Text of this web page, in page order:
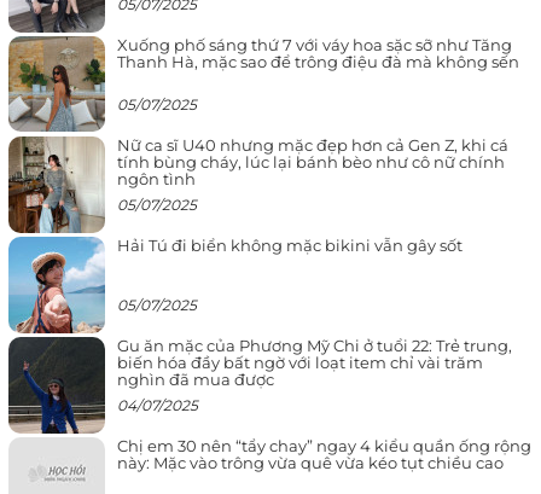
05/07/2025
Xuống phố sáng thứ 7 với váy hoa sặc sỡ như Tăng
Thanh Hà, mặc sao để trông điệu đà mà không sến
05/07/2025
Nữ ca sĩ U40 nhưng mặc đẹp hơn cả Gen Z, khi cá
tính bùng cháy, lúc lại bánh bèo như cô nữ chính
ngôn tình
05/07/2025
Hải Tú đi biển không mặc bikini vẫn gây sốt
05/07/2025
Gu ăn mặc của Phương Mỹ Chi ở tuổi 22: Trẻ trung,
biến hóa đầy bất ngờ với loạt item chỉ vài trăm
nghìn đã mua được
04/07/2025
Chị em 30 nên “tẩy chay” ngay 4 kiểu quần ống rộng
này: Mặc vào trông vừa quê vừa kéo tụt chiều cao